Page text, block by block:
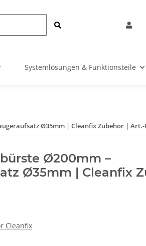
Systemlösungen & Funktionsteile
Ø35mm | Cleanfix Zubehör | Art.-
Ø200mm –
Ø35mm | Cleanfix
Cleanfix